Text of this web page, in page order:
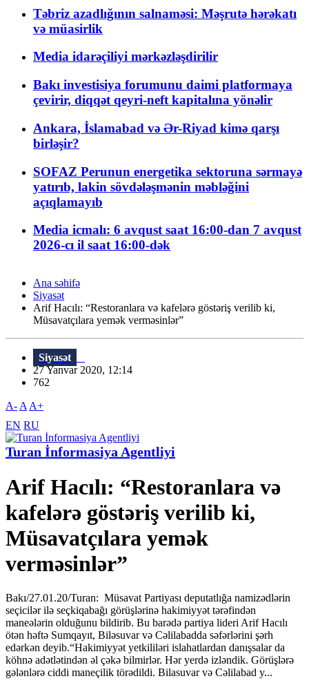
Təbriz azadlığının salnaməsi: Məşrutə hərəkatı
və müasirlik
Media idarəçiliyi mərkəzləşdirilir
Bakı investisiya forumunu daimi platformaya
çevirir, diqqət qeyri-neft kapitalına yönəlir
Ankara, İslamabad və Ər-Riyad kimə qarşı
birləşir?
SOFAZ Perunun energetika sektoruna sərmayə
yatırıb, lakin sövdələşmənin məbləğini
açıqlamayıb
Media icmalı: 6 avqust saat 16:00-dan 7 avqust
2026-cı il saat 16:00-dək
Ana səhifə
Siyasət
Arif Hacılı: “Restoranlara və kafelərə göstəriş verilib ki,
Müsavatçılara yemək verməsinlər”
Siyasət
27 Yanvar 2020, 12:14
762
A- A A+
EN RU
Turan İnformasiya Agentliyi
Arif Hacılı: “Restoranlara və
kafelərə göstəriş verilib ki,
Müsavatçılara yemək
verməsinlər”
Bakı/27.01.20/Turan: Müsavat Partiyası deputatlığa namizədlərin
seçicilər ilə seçkiqabağı görüşlərinə hakimiyyət tərəfindən
maneələrin olduğunu bildirib. Bu barədə partiya lideri Arif Hacılı
ötən həftə Sumqayıt, Biləsuvar və Cəlilabadda səfərlərini şərh
edərkən deyib.“Hakimiyyət yetkililəri islahatlardan danışsalar da
köhnə adətlətindən əl çəkə bilmirlər. Hər yerdə izləndik. Görüşlərə
gələnlərə ciddi maneçilik törədildi. Bilasuvar və Cəlilabad y...